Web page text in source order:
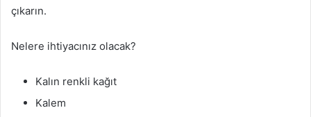
çıkarın.
Nelere ihtiyacınız olacak?
Kalın renkli kağıt
Kalem